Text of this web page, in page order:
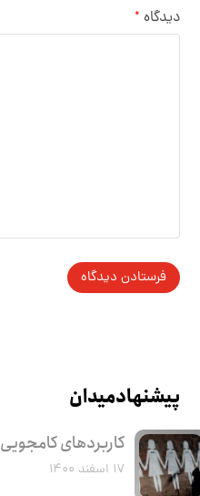
دیدگاه *
پیشنهاد میدان
کاربرد‌های کامجویی
۱۷ اسفند ۱۴۰۰